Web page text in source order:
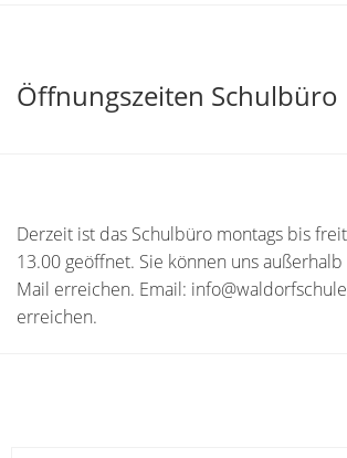
Öffnungszeiten Schulbüro
Derzeit ist das Schulbüro montags bis
13.00 geöffnet. Sie können uns
Mail erreichen. Email:
erreichen.